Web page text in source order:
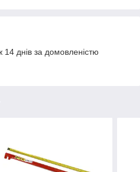
днів за домовленістю